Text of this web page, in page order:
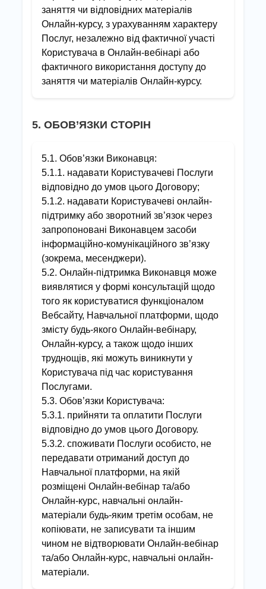
заняття чи відповідних матеріалів
Онлайн-курсу, з урахуванням характеру
Послуг, незалежно від фактичної участі
Користувача в Онлайн-вебінарі або
фактичного використання доступу до
заняття чи матеріалів Онлайн-курсу.
5. ОБОВ’ЯЗКИ СТОРІН
5.1. Обов’язки Виконавця:
5.1.1. надавати Користувачеві Послуги
відповідно до умов цього Договору;
5.1.2. надавати Користувачеві онлайн-
підтримку або зворотний зв’язок через
запропоновані Виконавцем засоби
інформаційно-комунікаційного зв’язку
(зокрема, месенджери).
5.2. Онлайн-підтримка Виконавця може
виявлятися у формі консультацій щодо
того як користуватися функціоналом
Вебсайту, Навчальної платформи, щодо
змісту будь-якого Онлайн-вебінару,
Онлайн-курсу, а також щодо інших
труднощів, які можуть виникнути у
Користувача під час користування
Послугами.
5.3. Обов’язки Користувача:
5.3.1. прийняти та оплатити Послуги
відповідно до умов цього Договору.
5.3.2. споживати Послуги особисто, не
передавати отриманий доступ до
Навчальної платформи, на якій
розміщені Онлайн-вебінар та/або
Онлайн-курс, навчальні онлайн-
матеріали будь-яким третім особам, не
копіювати, не записувати та іншим
чином не відтворювати Онлайн-вебінар
та/або Онлайн-курс, навчальні онлайн-
матеріали.